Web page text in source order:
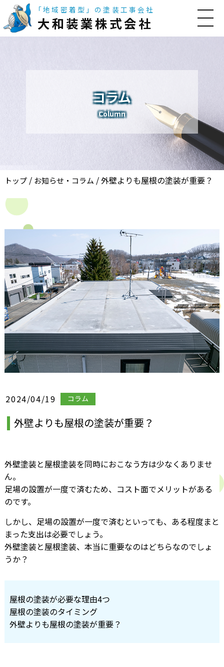
「地域密着型」の塗装工事会社
大和装業株式会社
コラム
Column
トップ/ お知らせ・コラム /外壁よりも屋根の塗装が重要？
2024/04/19 コラム
外壁よりも屋根の塗装が重要？
外壁塗装と屋根塗装を同時におこなう方は少なくありませ
ん。
足場の設置が一度で済むため、コスト面でメリットがある
のです。
しかし、足場の設置が一度で済むといっても、ある程度まと
まった支出は必要でしょう。
外壁塗装と屋根塗装、本当に重要なのはどちらなのでしょ
うか？
屋根の塗装が必要な理由4つ
屋根の塗装のタイミング
外壁よりも屋根の塗装が重要？